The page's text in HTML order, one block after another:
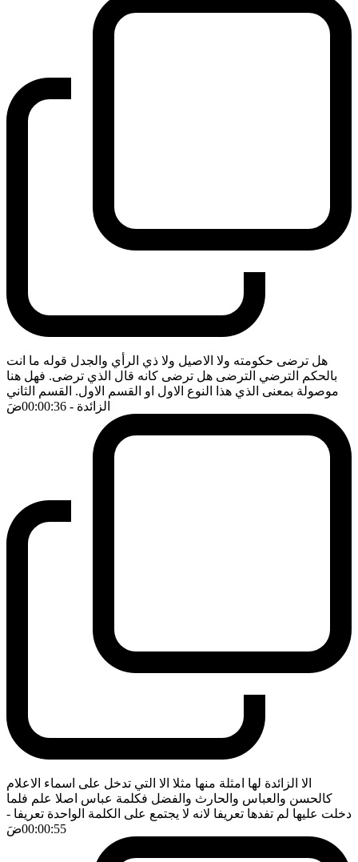
هل ترضى حكومته ولا الاصيل ولا ذي الرأي والجدل قوله ما انت
بالحكم الترضي الترضى هل ترضى كانه قال الذي ترضى. فهل هنا
موصولة بمعنى الذي هذا النوع الاول او القسم الاول. القسم الثاني
الزائدة - 00:00:36 ضَ
الا الزائدة لها امثلة منها مثلا الا التي تدخل على اسماء الاعلام
كالحسن والعباس والحارث والفضل فكلمة عباس اصلا علم فلما
دخلت عليها لم تفدها تعريفا لانه لا يجتمع على الكلمة الواحدة تعريفا -
00:00:55ضَ